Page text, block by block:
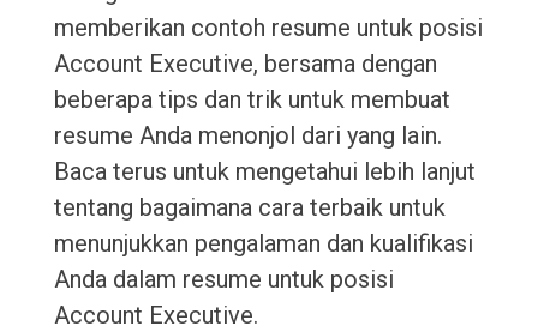
memberikan contoh resume untuk posisi
Account Executive, bersama dengan
beberapa tips dan trik untuk membuat
resume Anda menonjol dari yang lain.
Baca terus untuk mengetahui lebih lanjut
tentang bagaimana cara terbaik untuk
menunjukkan pengalaman dan kualifikasi
Anda dalam resume untuk posisi
Account Executive.